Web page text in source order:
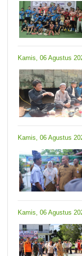
Kamis, 06 Agustus
Kamis, 06 Agustus
Kamis, 06 Agustus